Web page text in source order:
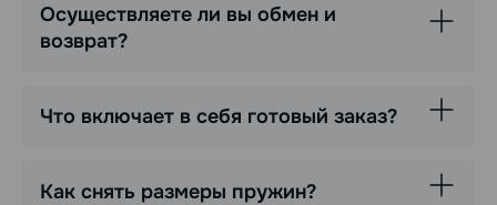
Осуществляете ли вы обмен и
возврат?
Что включает в себя готовый заказ?
Как снять размеры пружин?